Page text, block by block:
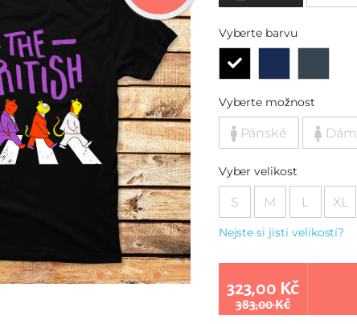
Vyberte barvu
Vyberte možnost
Pánské
Vyber velikost
S M L XL
Nejste si jisti velikostí?
323,00 Kč
383,00 Kč